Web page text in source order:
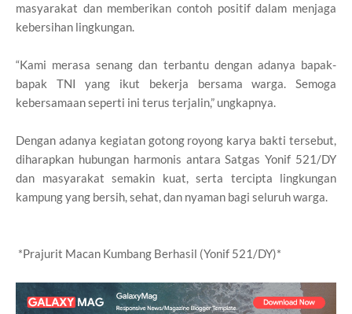
masyarakat dan memberikan contoh positif dalam menjaga
kebersihan lingkungan.
“Kami merasa senang dan terbantu dengan adanya bapak-
bapak TNI yang ikut bekerja bersama warga. Semoga
kebersamaan seperti ini terus terjalin,” ungkapnya.
Dengan adanya kegiatan gotong royong karya bakti tersebut,
diharapkan hubungan harmonis antara Satgas Yonif 521/DY
dan masyarakat semakin kuat, serta tercipta lingkungan
kampung yang bersih, sehat, dan nyaman bagi seluruh warga.
*Prajurit Macan Kumbang Berhasil (Yonif 521/DY)*